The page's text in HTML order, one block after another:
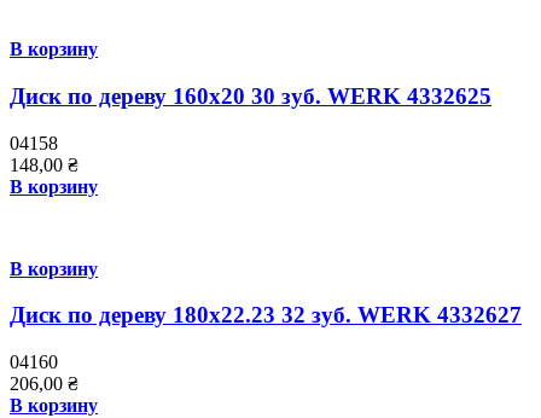
В корзину
Диск по дереву 160х20 30 зуб. WERK 4332625
04158
148,00 ₴
В корзину
В корзину
Диск по дереву 180х22.23 32 зуб. WERK 4332627
04160
206,00 ₴
В корзину